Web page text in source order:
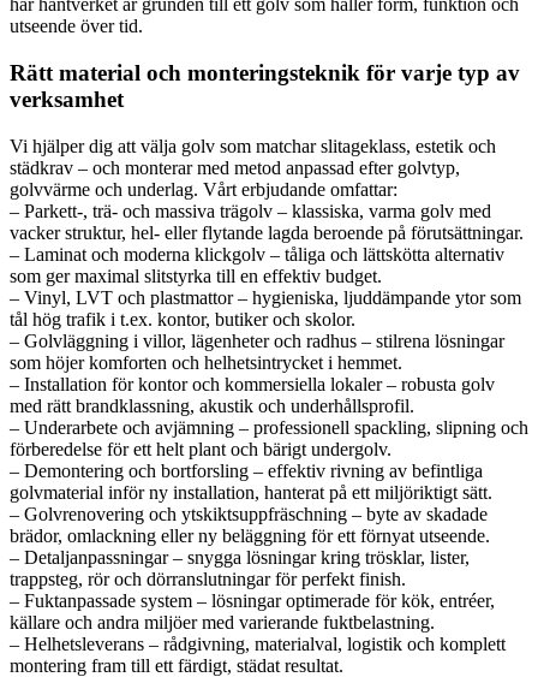
här hantverket är grunden till ett golv som håller form, funktion och
utseende över tid.
Rätt material och monteringsteknik för varje typ av
verksamhet
Vi hjälper dig att välja golv som matchar slitageklass, estetik och
städkrav – och monterar med metod anpassad efter golvtyp,
golvvärme och underlag. Vårt erbjudande omfattar:
– Parkett-, trä- och massiva trägolv – klassiska, varma golv med
vacker struktur, hel- eller flytande lagda beroende på förutsättningar.
– Laminat och moderna klickgolv – tåliga och lättskötta alternativ
som ger maximal slitstyrka till en effektiv budget.
– Vinyl, LVT och plastmattor – hygieniska, ljuddämpande ytor som
tål hög trafik i t.ex. kontor, butiker och skolor.
– Golvläggning i villor, lägenheter och radhus – stilrena lösningar
som höjer komforten och helhetsintrycket i hemmet.
– Installation för kontor och kommersiella lokaler – robusta golv
med rätt brandklassning, akustik och underhållsprofil.
– Underarbete och avjämning – professionell spackling, slipning och
förberedelse för ett helt plant och bärigt undergolv.
– Demontering och bortforsling – effektiv rivning av befintliga
golvmaterial inför ny installation, hanterat på ett miljöriktigt sätt.
– Golvrenovering och ytskiktsuppfräschning – byte av skadade
brädor, omlackning eller ny beläggning för ett förnyat utseende.
– Detaljanpassningar – snygga lösningar kring trösklar, lister,
trappsteg, rör och dörranslutningar för perfekt finish.
– Fuktanpassade system – lösningar optimerade för kök, entréer,
källare och andra miljöer med varierande fuktbelastning.
– Helhetsleverans – rådgivning, materialval, logistik och komplett
montering fram till ett färdigt, städat resultat.